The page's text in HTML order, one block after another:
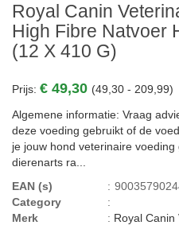
Royal Canin
High Fibre Natvoer
(12 X 410 G)
Prijs: € 49,30 (49,30 - 209,99)
Algemene informatie: Vraag
deze voeding gebruikt of de
je jouw hond veterinaire
dierenarts ra...
EAN (s)
:
Category
:
Merk
: Royal Canin